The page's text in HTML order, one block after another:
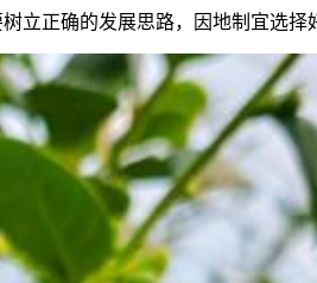
正确的发展思路，因地制宜选择